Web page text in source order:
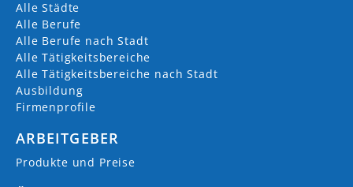
Alle Städte
Alle Berufe
Alle Berufe nach Stadt
Alle Tätigkeitsbereiche
Alle Tätigkeitsbereiche nach Stadt
Ausbildung
Firmenprofile
ARBEITGEBER
Produkte und Preise